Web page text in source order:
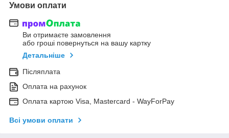
Умови оплати
Ви отримаєте замовлення
або гроші повернуться на вашу картку
Детальніше
Післяплата
Оплата на рахунок
Оплата картою Visa, Mastercard - WayForPay
Всі умови оплати